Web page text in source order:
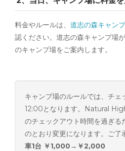
料金やルールは、 道志の森キャン
認ください。道志の森キャンプ場
のキャンプ場をご案内します。
キャンプ場のルールでは、チェ
12:00となります。Natural
のチェックアウト時間を過ぎる
のとおり変更になります。ご了
車1台 ￥1,000→￥2,000